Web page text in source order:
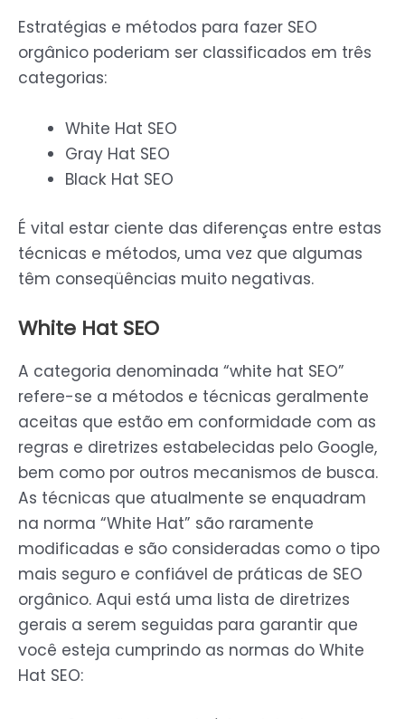
Estratégias e métodos para fazer SEO
orgânico poderiam ser classificados em três
categorias:
White Hat SEO
Gray Hat SEO
Black Hat SEO
É vital estar ciente das diferenças entre estas
técnicas e métodos, uma vez que algumas
têm conseqüências muito negativas.
White Hat SEO
A categoria denominada “white hat SEO”
refere-se a métodos e técnicas geralmente
aceitas que estão em conformidade com as
regras e diretrizes estabelecidas pelo Google,
bem como por outros mecanismos de busca.
As técnicas que atualmente se enquadram
na norma “White Hat” são raramente
modificadas e são consideradas como o tipo
mais seguro e confiável de práticas de SEO
orgânico. Aqui está uma lista de diretrizes
gerais a serem seguidas para garantir que
você esteja cumprindo as normas do White
Hat SEO: